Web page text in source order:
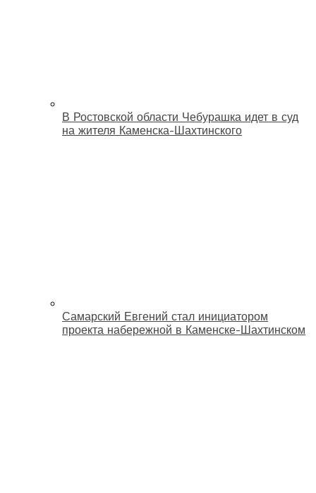
В Ростовской области Чебурашка идет в суд
на жителя Каменска-Шахтинского
Самарский Евгений стал инициатором
проекта набережной в Каменске-Шахтинском